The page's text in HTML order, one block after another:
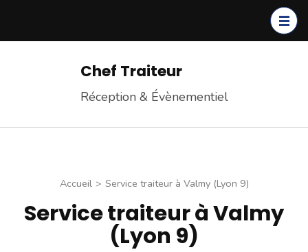
Chef Traiteur
Réception & Évènementiel
Accueil > Service traiteur à Valmy (Lyon 9)
Service traiteur à Valmy
(Lyon 9)